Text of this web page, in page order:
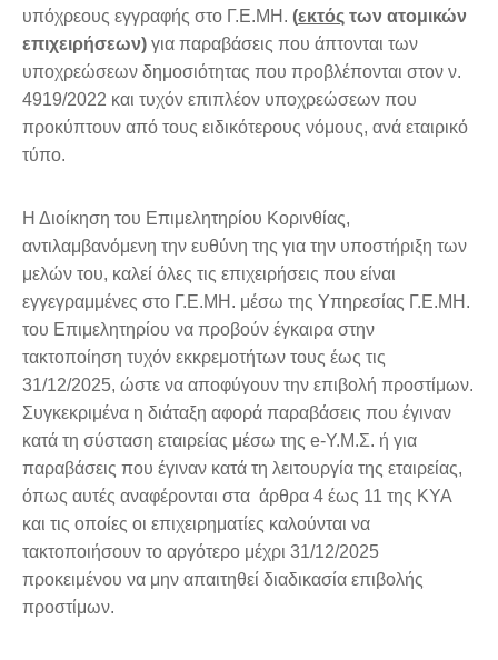
υπόχρεους εγγραφής στο Γ.Ε.ΜΗ. (εκτός των ατομικών
επιχειρήσεων) για παραβάσεις που άπτονται των
υποχρεώσεων δημοσιότητας που προβλέπονται στον ν.
4919/2022 και τυχόν επιπλέον υποχρεώσεων που
προκύπτουν από τους ειδικότερους νόμους, ανά εταιρικό
τύπο.
Η Διοίκηση του Επιμελητηρίου Κορινθίας,
αντιλαμβανόμενη την ευθύνη της για την υποστήριξη των
μελών του, καλεί όλες τις επιχειρήσεις που είναι
εγγεγραμμένες στο Γ.Ε.ΜΗ. μέσω της Υπηρεσίας Γ.Ε.ΜΗ.
του Επιμελητηρίου να προβούν έγκαιρα στην
τακτοποίηση τυχόν εκκρεμοτήτων τους έως τις
31/12/2025, ώστε να αποφύγουν την επιβολή προστίμων.
Συγκεκριμένα η διάταξη αφορά παραβάσεις που έγιναν
κατά τη σύσταση εταιρείας μέσω της e-Υ.Μ.Σ. ή για
παραβάσεις που έγιναν κατά τη λειτουργία της εταιρείας,
όπως αυτές αναφέρονται στα άρθρα 4 έως 11 της ΚΥΑ
και τις οποίες οι επιχειρηματίες καλούνται να
τακτοποιήσουν το αργότερο μέχρι 31/12/2025
προκειμένου να μην απαιτηθεί διαδικασία επιβολής
προστίμων.